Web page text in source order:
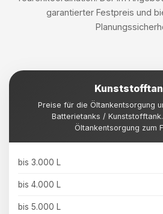
garantierter Festpreis und
Preise für die Öltankentsorgung
Batterietanks /
Öltankentsorgung zum
bis 3.000 L
bis 4.000 L
bis 5.000 L